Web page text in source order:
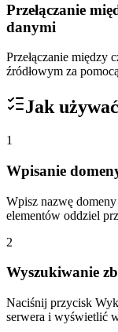
Przełączanie
danymi
Przełączanie między
źródłowym za
Jak używać
1
Wpisanie
Wpisz nazwę
elementów oddziel
2
Wyszukiwanie
Naciśnij przycisk
serwera i wyświetlić